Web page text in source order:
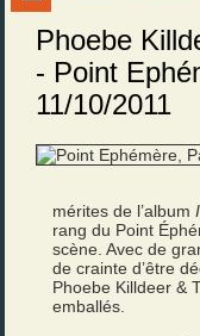
Phoebe
- Point
11/10/2011
mérites de l’album
rang du Point
scène. Avec de
de crainte d’être
Phoebe Killdeer &
emballés.